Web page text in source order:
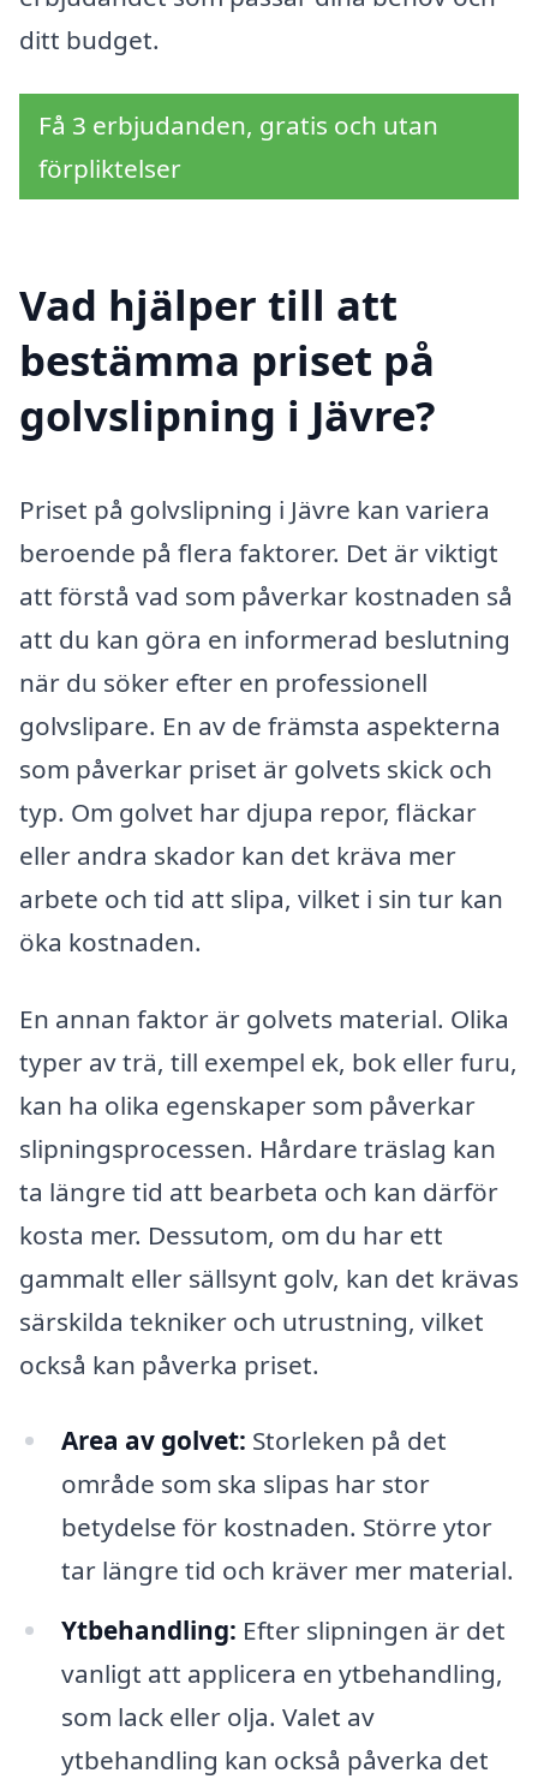
ditt budget.
Få 3 erbjudanden, gratis och utan
förpliktelser
Vad hjälper till att
bestämma priset på
golvslipning i Jävre?
Priset på golvslipning i Jävre kan variera
beroende på flera faktorer. Det är viktigt
att förstå vad som påverkar kostnaden så
att du kan göra en informerad beslutning
när du söker efter en professionell
golvslipare. En av de främsta aspekterna
som påverkar priset är golvets skick och
typ. Om golvet har djupa repor, fläckar
eller andra skador kan det kräva mer
arbete och tid att slipa, vilket i sin tur kan
öka kostnaden.
En annan faktor är golvets material. Olika
typer av trä, till exempel ek, bok eller furu,
kan ha olika egenskaper som påverkar
slipningsprocessen. Hårdare träslag kan
ta längre tid att bearbeta och kan därför
kosta mer. Dessutom, om du har ett
gammalt eller sällsynt golv, kan det krävas
särskilda tekniker och utrustning, vilket
också kan påverka priset.
Area av golvet: Storleken på det
område som ska slipas har stor
betydelse för kostnaden. Större ytor
tar längre tid och kräver mer material.
Ytbehandling: Efter slipningen är det
vanligt att applicera en ytbehandling,
som lack eller olja. Valet av
ytbehandling kan också påverka det